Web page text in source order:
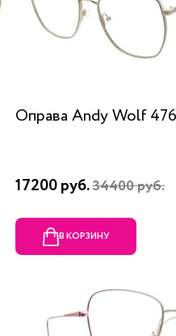
Оправа Andy Wolf
17200 руб.34400 руб.
В КОРЗИНУ